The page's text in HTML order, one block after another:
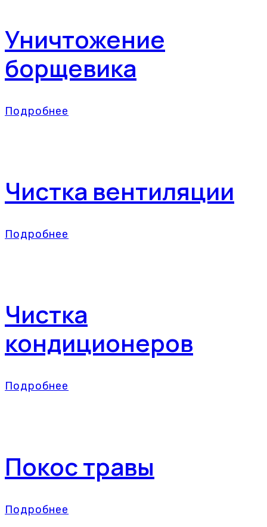
Уничтожение
борщевика
Подробнее
Чистка вентиляции
Подробнее
Чистка
кондиционеров
Подробнее
Покос травы
Подробнее